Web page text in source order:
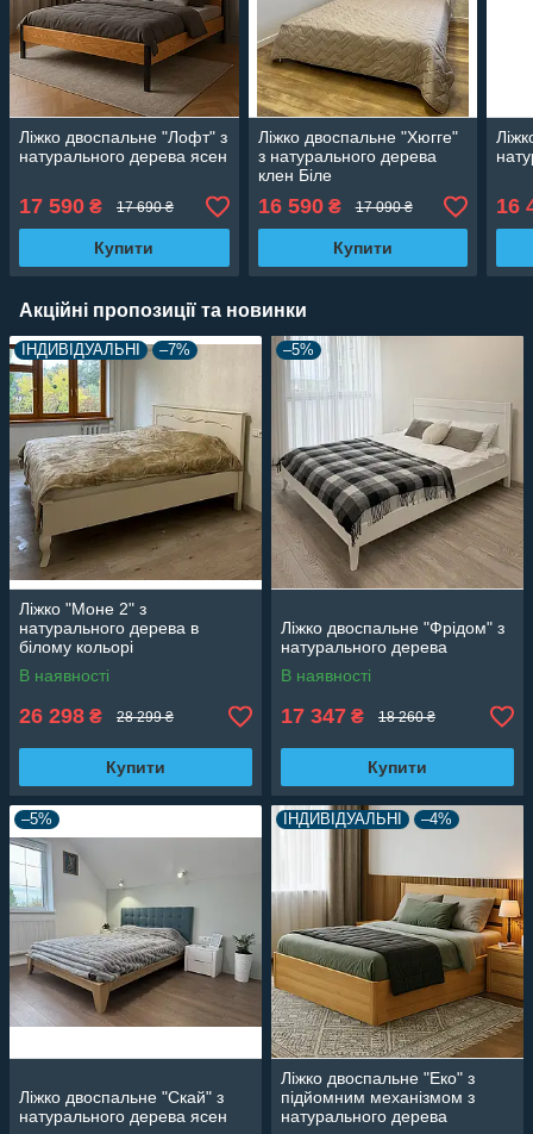
Ліжко двоспальне "Лофт" з
натурального дерева ясен
17 590 ₴ 17 690 ₴
Купити
Ліжко двоспальне "Хюгге"
з натурального дерева
клен Біле
16 590₴ 17 090 ₴
Купити
16
Акційні пропозиції та новинки
ІНДИВІДУАЛЬНІ –7%
Ліжко "Моне 2" з
натурального дерева в
білому кольорі
В наявності
26 298 ₴ 28 299 ₴
Купити
–5%
Ліжко двоспальне "Фрідом" з
натурального дерева
В наявності
17 347 ₴ 18 260 ₴
Купити
–5%
Ліжко двоспальне "Скай" з
натурального дерева ясен
ІНДИВІДУАЛЬНІ –4%
Ліжко двоспальне "Еко" з
підйомним механізмом з
натурального дерева